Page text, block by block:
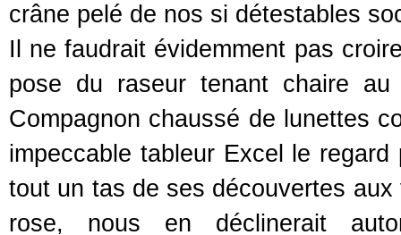
crâne pelé de nos si détestables
Il ne faudrait évidemment pas
pose du raseur tenant chaire
Compagnon chaussé de lunettes
impeccable tableur Excel le
tout un tas de ses découvertes
rose, nous en déclinerait